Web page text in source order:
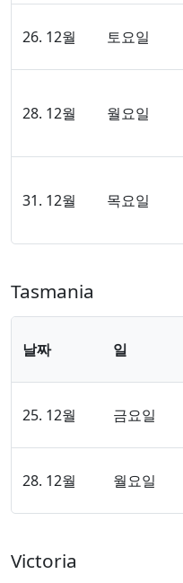
26. 12월 토요일
28. 12월 월요일
31. 12월 목요일
Tasmania
날짜 일
25. 12월 금요일
28. 12월 월요일
Victoria